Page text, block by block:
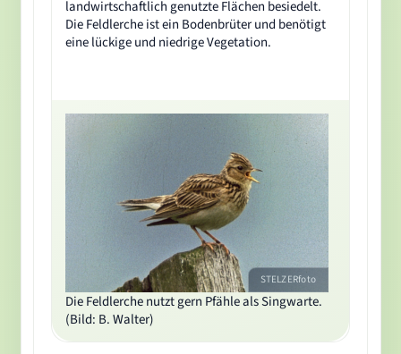
landwirtschaftlich genutzte Flächen besiedelt.
Die Feldlerche ist ein Bodenbrüter und benötigt
eine lückige und niedrige Vegetation.
Die Feldlerche nutzt gern Pfähle als Singwarte.
(Bild: B. Walter)
STELZERfoto